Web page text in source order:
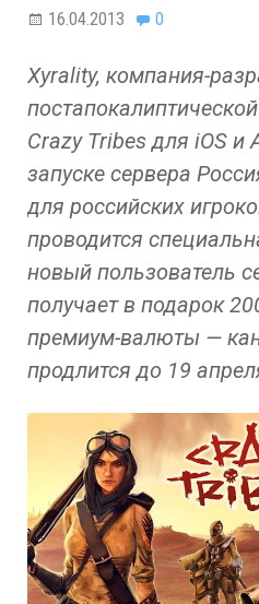
16.04.2013 0
Xyrality, компания-
Crazy Tribes для iOS и
запуске сервера
для российских
проводится
новый пользователь
получает в подарок
премиум-валюты —
продлится до 19